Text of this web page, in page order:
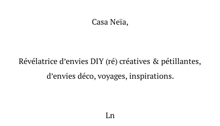
Casa Neïa,
Révélatrice d’envies DIY (ré) créatives & pétillantes,
d’envies déco, voyages, inspirations.
Ln